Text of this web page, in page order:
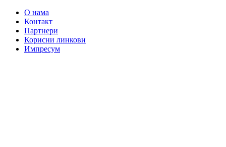
О нама
Контакт
Партнери
Корисни линкови
Импресум